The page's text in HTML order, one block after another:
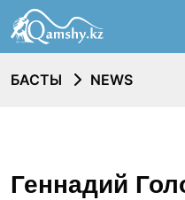
БАСТЫ NEWS
Геннадий